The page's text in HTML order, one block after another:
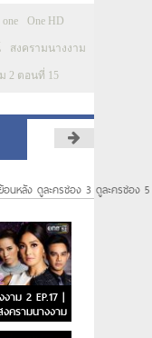
one One HD
สงครามนางงาม
2 ตอนที่ 15
อนหลัง ดูละครช่อง 3 ดูละครช่อง
าม 2 EP.17 |
ครามนางงาม
อนจบ